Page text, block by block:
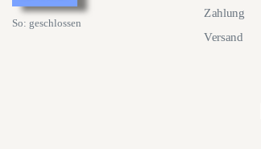
So: geschlossen
Zahlung
Versand